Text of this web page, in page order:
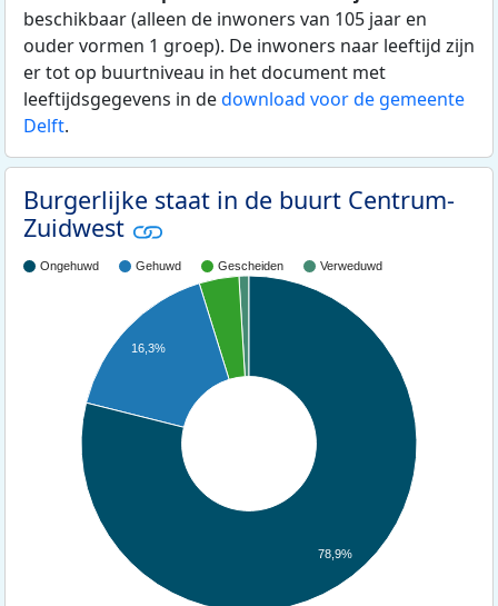
beschikbaar (alleen de inwoners van 105 jaar en
ouder vormen 1 groep). De inwoners naar leeftijd zijn
er tot op buurtniveau in het document met
leeftijdsgegevens in dedownload voor de gemeente
Delft.
Burgerlijke staat in de buurt Centrum-
Zuidwest
Ongehuwd Gehuwd Gescheiden Verweduwd
16,3%
78,9%